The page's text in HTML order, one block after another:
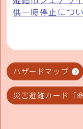
供一時停止につ
ハザードマップ
災害避難カード「